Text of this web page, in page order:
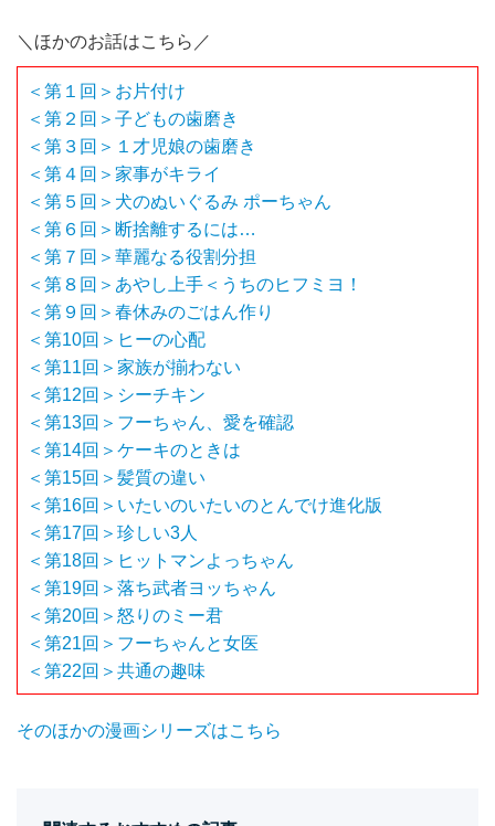
＼ほかのお話はこちら／
＜第１回＞お片付け
＜第２回＞子どもの歯磨き
＜第３回＞１才児娘の歯磨き
＜第４回＞家事がキライ
＜第５回＞犬のぬいぐるみ ポーちゃん
＜第６回＞断捨離するには…
＜第７回＞華麗なる役割分担
＜第８回＞あやし上手＜うちのヒフミヨ！
＜第９回＞春休みのごはん作り
＜第10回＞ヒーの心配
＜第11回＞家族が揃わない
＜第12回＞シーチキン
＜第13回＞フーちゃん、愛を確認
＜第14回＞ケーキのときは
＜第15回＞髪質の違い
＜第16回＞いたいのいたいのとんでけ進化版
＜第17回＞珍しい3人
＜第18回＞ヒットマンよっちゃん
＜第19回＞落ち武者ヨッちゃん
＜第20回＞怒りのミー君
＜第21回＞フーちゃんと女医
＜第22回＞共通の趣味
そのほかの漫画シリーズはこちら